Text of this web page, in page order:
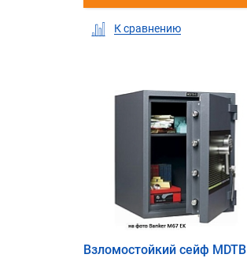
К сравнению
Взломостойкий сейф MDTB